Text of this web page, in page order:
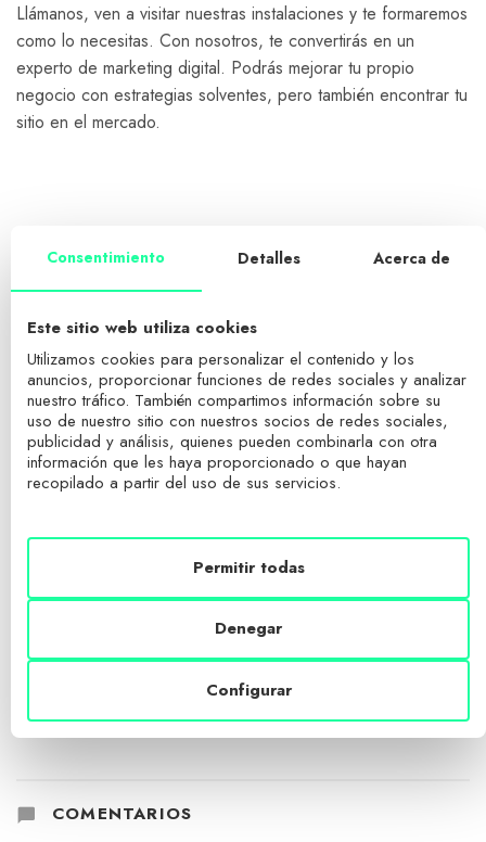
Llámanos, ven a visitar nuestras instalaciones y te formaremos
como lo necesitas. Con nosotros, te convertirás en un
experto de marketing digital. Podrás mejorar tu propio
negocio con estrategias solventes, pero también encontrar tu
sitio en el mercado.
MBA – Su significado, qué es y por qué estudiarlo si
has hecho un grado en economía o empresa
PREVIOUS ARTICLE
Para qué sirve el liderazgo y cómo convertirse en el
líder de un equipo.
COMENTARIOS
Consentimiento Detalles Acerca de
Este sitio web utiliza cookies
Utilizamos cookies para personalizar el contenido y los
anuncios, proporcionar funciones de redes sociales y analizar
nuestro tráfico. También compartimos información sobre su
uso de nuestro sitio con nuestros socios de redes sociales,
publicidad y análisis, quienes pueden combinarla con otra
información que les haya proporcionado o que hayan
recopilado a partir del uso de sus servicios.
Configurar
Denegar
Permitir todas